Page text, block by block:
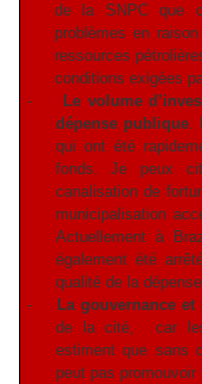
de la SNPC que
problèmes en
ressources
conditions exigées
-
Le volume
dépense publique.
qui ont été
fonds. Je peux
canalisation de
municipalisation
Actuellement à
également été
qualité de la
-
La gouvernance et
de la cité, car les
estiment que sans
peut pas